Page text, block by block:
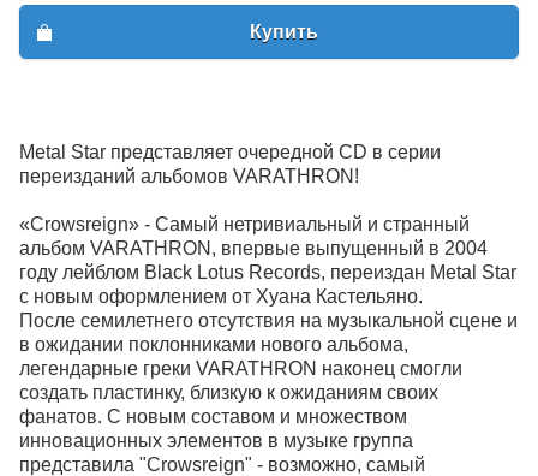
Купить
Metal Star представляет очередной CD в серии
переизданий альбомов VARATHRON!
«Crowsreign» - Самый нетривиальный и странный
альбом VARATHRON, впервые выпущенный в 2004
году лейблом Black Lotus Records, переиздан Metal Star
с новым оформлением от Хуана Кастельяно.
После семилетнего отсутствия на музыкальной сцене и
в ожидании поклонниками нового альбома,
легендарные греки VARATHRON наконец смогли
создать пластинку, близкую к ожиданиям своих
фанатов. С новым составом и множеством
инновационных элементов в музыке группа
представила "Crowsreign" - возможно, самый